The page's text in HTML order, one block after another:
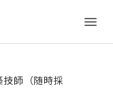
師（随時採